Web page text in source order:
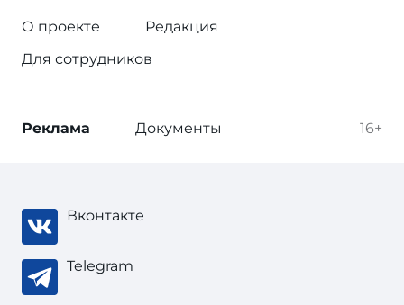
О проекте
Редакция
Для сотрудников
16+
Реклама Документы
Вконтакте
Telegram